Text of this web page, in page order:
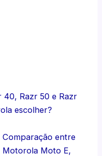
40, Razr 50 e Razr
escolher?
Comparação entre
Motorola Moto E,